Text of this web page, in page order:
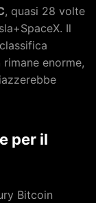
, quasi 28 volte
Il
enorme,
per il
Bitcoin